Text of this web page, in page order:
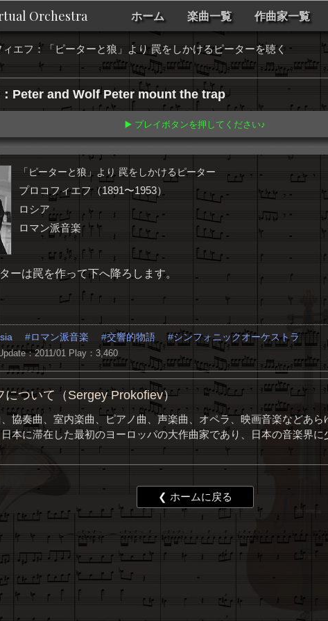
Orchestra ホーム 楽曲一覧 作曲家一覧
ィエフ：「ピーターと狼」より 罠をしかけるピーターを聴く
Peter and Wolf Peter mount the trap
▶️ プレイボタンを押してください♪
「ピーターと狼」より 罠をしかけるピーター
プロコフィエフ（1891〜1953）
ロシア
ロマン派音楽
ーは罠を作って下へ降ろします。
ロマン派音楽 交響的物語 シンフォニックオーケストラ
：2011/01 Play：3,460
について（Sergey Prokofiev）
協奏曲、室内楽曲、ピアノ曲、声楽曲、オペラ、映画音楽などあ
本に滞在した最初のヨーロッパの大作曲家であり、日本の音楽界
❮ ホームに戻る